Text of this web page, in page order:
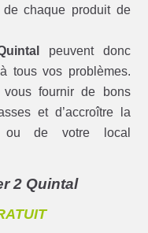
de chaque produit de
peuvent donc
tous vos problèmes.
fournir de bons
et d’accroître la
ou de votre local
2 Quintal